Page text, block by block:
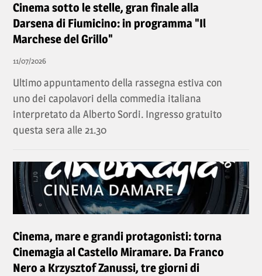
Cinema sotto le stelle, gran finale alla
Darsena di Fiumicino: in programma "Il
Marchese del Grillo"
11/07/2026
Ultimo appuntamento della rassegna estiva con
uno dei capolavori della commedia italiana
interpretato da Alberto Sordi. Ingresso gratuito
questa sera alle 21.30
Cinema, mare e grandi protagonisti: torna
Cinemagia al Castello Miramare. Da Franco
Nero a Krzysztof Zanussi, tre giorni di